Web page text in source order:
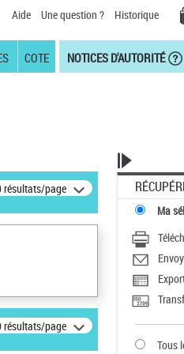
Aide Une question ? Historique
COTE NOTICES D'AUTORITÉ
résultats/page
résultats/page
Ma
Tous